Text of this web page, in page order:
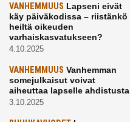
VANHEMMUUS Lapseni eivät
käy päiväkodissa – riistänkö
heiltä oikeuden
varhaiskasvatukseen?
4.10.2025
VANHEMMUUS Vanhemman
somejulkaisut voivat
aiheuttaa lapselle ahdistusta
3.10.2025